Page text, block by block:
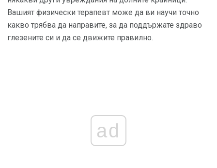
Вашият физически терапевт може да ви научи точно
какво трябва да направите, за да поддържате здраво
глезените си и да се движите правилно.
ad